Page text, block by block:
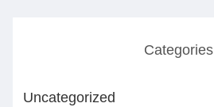
Categories
Uncategorized